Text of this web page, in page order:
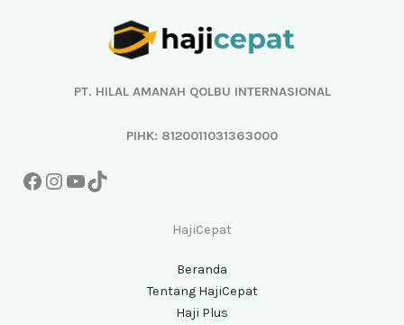
PT. HILAL AMANAH QOLBU INTERNASIONAL
PIHK: 8120011031363000
Instagram
YouTube
TikTok
HajiCepat
Beranda
Tentang HajiCepat
Haji Plus